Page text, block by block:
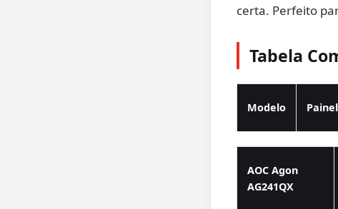
certa. Perfeito
Tabela
Modelo Painel
AOC Agon
AG241QX